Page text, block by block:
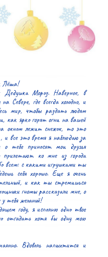
Лёша!
Мороз. Наверное, в
Севере, где всегда холодно, и
мир, чтобы раздать людям
как ярко горят огни на вашей
окном лежит снежок, то это
все это время я наблюдаю за
тебе приносят мои друзья
прилетают ко мне из города​
всем: с какими игрушками ты
себя хорошо. Еще я очень
и как ты стремишься
гномы рассказали мне, о
тебя желаний!
году, я исполню одно твое
отгадать хотя бы одну мою
Вдоволь напыхтится и